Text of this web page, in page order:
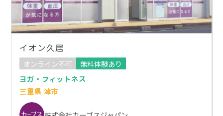
イオン久居
オンライン不可
無料体験あり
ヨガ・フィットネス
三重県 津市